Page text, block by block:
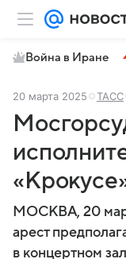
Война в Иране
20 марта 2025 ТАСС
МОСКВА, 20
арест
в концертном